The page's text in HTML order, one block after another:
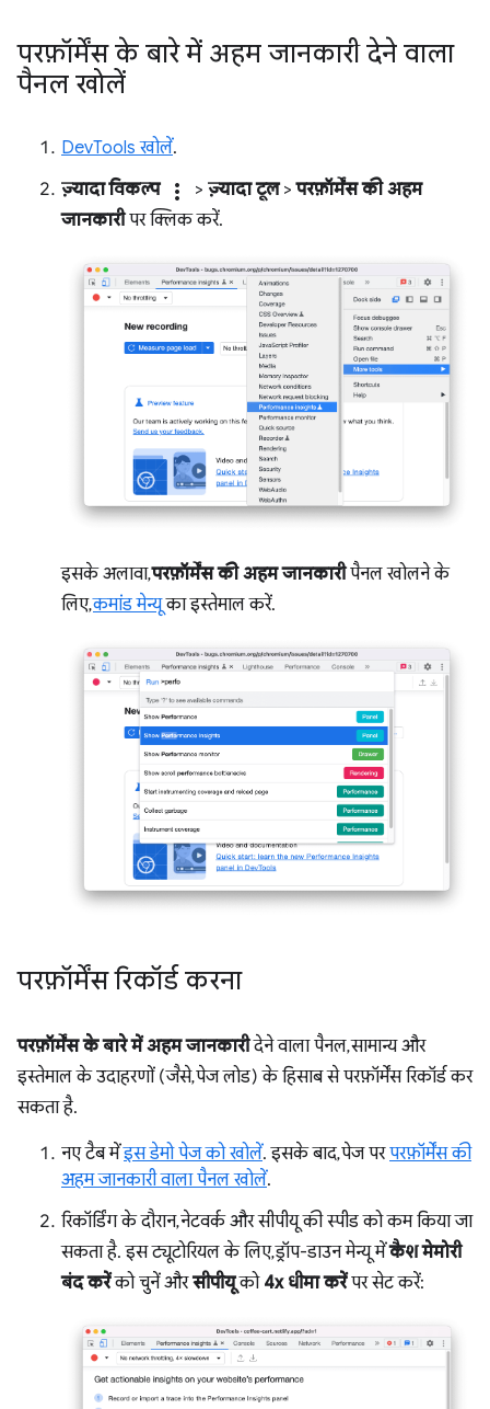
परफ़ॉर्मेंस के बारे में अहम जानकारी देने वाला
पैनल खोलें
DevTools खोलें.
ज़्यादा विकल्प
more_vert > ज़्यादा टूल>परफ़ॉर्मेंस की अहम
जानकारीपर क्लिक करें.
इसके अलावा,परफ़ॉर्मेंस की अहम जानकारीपैनल खोलने के
लिए,कमांड मेन्यूका इस्तेमाल करें.
परफ़ॉर्मेंस रिकॉर्ड करना
परफ़ॉर्मेंस के बारे में अहम जानकारीदेने वाला पैनल, सामान्य और
इस्तेमाल के उदाहरणों (जैसे, पेज लोड) के हिसाब से परफ़ॉर्मेंस रिकॉर्ड कर
सकता है.
नए टैब मेंइस डेमो पेज को खोलें. इसके बाद, पेज परपरफ़ॉर्मेंस की
अहम जानकारी वाला पैनल खोलें.
रिकॉर्डिंग के दौरान, नेटवर्क और सीपीयू की स्पीड को कम किया जा
सकता है. इस ट्यूटोरियल के लिए, ड्रॉप-डाउन मेन्यू मेंकैश मेमोरी
बंद करेंको चुनें औरसीपीयूको 4x धीमा करेंपर सेट करें: